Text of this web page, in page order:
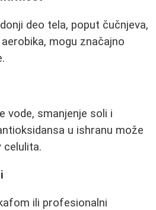
deo tela, poput čučnjeva,
mogu značajno
vode, smanjenje soli i
u ishranu može
celulita.
ili profesionalni